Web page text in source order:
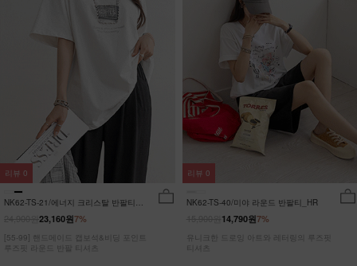
NK62-TS-21/에너지 크리스탈 반팔티
7%
23,160원
[55-99] 핸드메이드 캡보석&비딩 포인트
루즈핏 라운드 반팔 티셔츠
리뷰 0
NK62-TS-40/미야 라운드 반팔티_HR
7%
14,790원
유니크한 드로잉 아트와 레터링의 루즈핏
티셔츠
리뷰 0